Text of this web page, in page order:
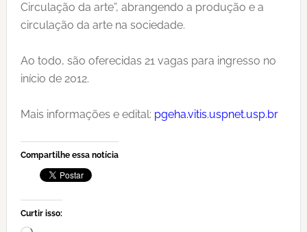
Circulação da arte”, abrangendo a produção e a
circulação da arte na sociedade.
Ao todo, são oferecidas 21 vagas para ingresso no
início de 2012.
Mais informações e edital: pgeha.vitis.uspnet.usp.br
Compartilhe essa notícia
Curtir isso: